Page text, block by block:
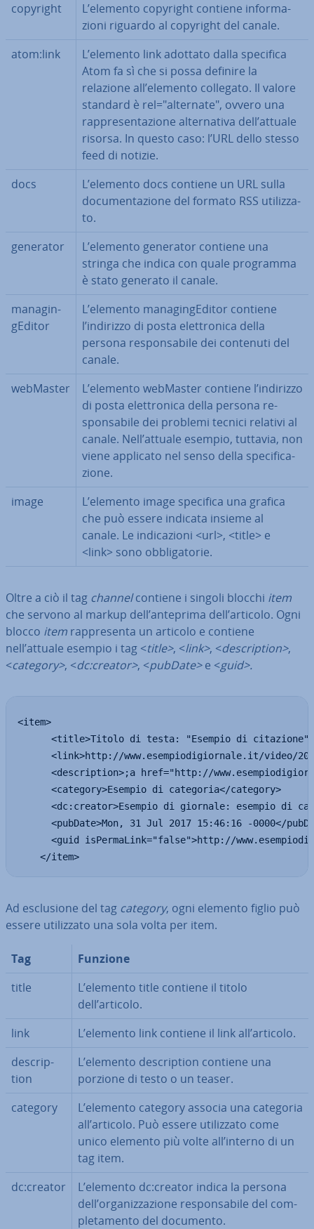
copyright
L’elemento copyright contiene in­for­ma­
zio­ni riguardo al copyright del canale.
atom:link
L’elemento link adottato dalla specifica
Atom fa sì che si possa definire la
relazione all’elemento collegato. Il valore
standard è rel="alternate", ovvero una
rap­pre­sen­ta­zio­ne al­ter­na­ti­va dell’attuale
risorsa. In questo caso: l’URL dello stesso
feed di notizie.
docs
L’elemento docs contiene un URL sulla
do­cu­men­ta­zio­ne del formato RSS uti­liz­za­
to.
generator
L’elemento generator contiene una
stringa che indica con quale programma
è stato generato il canale.
ma­na­gin­
gE­di­tor
L’elemento ma­na­gin­gE­di­tor contiene
l’indirizzo di posta elet­tro­ni­ca della
persona re­spon­sa­bi­le dei contenuti del
canale.
webMaster
L’elemento webMaster contiene l’indirizzo
di posta elet­tro­ni­ca della persona re­
spon­sa­bi­le dei problemi tecnici relativi al
canale. Nell’attuale esempio, tuttavia, non
viene applicato nel senso della spe­ci­fi­ca­
zio­ne.
image
L’elemento image specifica una grafica
che può essere indicata insieme al
canale. Le in­di­ca­zio­ni <url>, <title> e
<link> sono ob­bli­ga­to­rie.
Oltre a ciò il tag channelcontiene i singoli blocchi item
che servono al markup dell’anteprima dell’articolo. Ogni
blocco item rap­pre­sen­ta un articolo e contiene
nell’attuale esempio i tag <title>, <link>, <de­scrip­tion>,
<category>, <dc:creator>, <pubDate>e <guid>.
<item>
<title>Titolo di testa: "Esempio di
<link>http://www.esempiodigiornale.it/video/
<description>;a href="http://
      <category>Esempio di categoria</category>
<dc:creator>Esempio di giornale: esempio di
<pubDate>Mon, 31 Jul 2017 15:46:16 -0000</
<guid isPermaLink="false">http://
    </item>
Ad esclu­sio­ne del tag category, ogni elemento figlio può
essere uti­liz­za­to una sola volta per item.
Tag
Funzione
title
L’elemento title contiene il titolo
dell’articolo.
link
L’elemento link contiene il link all’articolo.
de­scrip­
tion
L’elemento de­scrip­tion contiene una
porzione di testo o un teaser.
category
L’elemento category associa una categoria
all’articolo. Può essere uti­liz­za­to come
unico elemento più volte all’interno di un
tag item.
dc:creator
L’elemento dc:creator indica la persona
dell’or­ga­niz­za­zio­ne re­spon­sa­bi­le del com­
ple­ta­men­to del documento.